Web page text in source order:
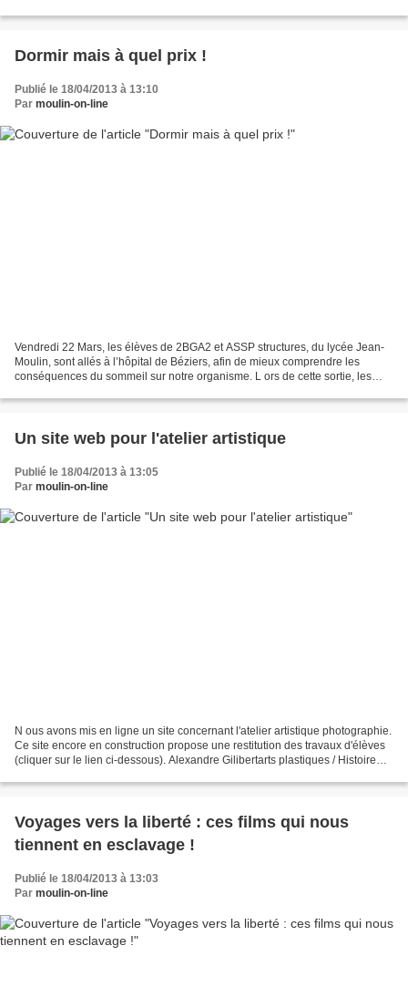
Dormir mais à quel prix !
Publié le 18/04/2013 à 13:10
Par moulin-on-line
Vendredi 22 Mars, les élèves de 2BGA2 et ASSP structures, du lycée Jean-
Moulin, sont allés à l’hôpital de Béziers, afin de mieux comprendre les
conséquences du sommeil sur notre organisme. L ors de cette sortie, les
Un site web pour l'atelier artistique
Publié le 18/04/2013 à 13:05
Par moulin-on-line
N ous avons mis en ligne un site concernant l'atelier artistique photographie.
Ce site encore en construction propose une restitution des travaux d'élèves
(cliquer sur le lien ci-dessous). Alexandre Gilibertarts plastiques / Histoire
Voyages vers la liberté : ces films qui nous
tiennent en esclavage !
Publié le 18/04/2013 à 13:03
Par moulin-on-line